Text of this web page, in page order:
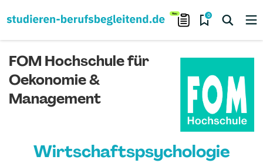
0
FOM Hochschule für
Oekonomie &
Management
Wirtschaftspsychologie